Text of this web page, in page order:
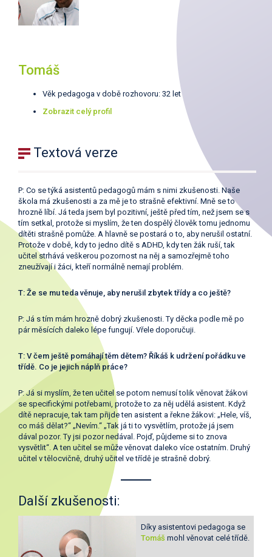
Tomáš
Věk pedagoga v době rozhovoru: 32 let
Zobrazit celý profil
Textová verze
P: Co se týká asistentů pedagogů mám s nimi zkušenosti. Naše
škola má zkušenosti a za mě je to strašně efektivní. Mně se to
hrozně líbí. Já teda jsem byl pozitivní, ještě před tím, než jsem se s
tím setkal, protože si myslím, že ten dospělý člověk tomu jednomu
dítěti strašně pomůže. A hlavně se postará o to, aby nerušil ostatní.
Protože v době, kdy to jedno dítě s ADHD, kdy ten žák ruší, tak
učitel strhává veškerou pozornost na něj a samozřejmě toho
zneužívají i žáci, kteří normálně nemají problém.
T: Že se mu teda věnuje, aby nerušil zbytek třídy a co ještě?
P: Já s tím mám hrozně dobrý zkušenosti. Ty děcka podle mě po
pár měsících daleko lépe fungují. Vřele doporučuji.
T: V čem ještě pomáhají těm dětem? Říkáš k udržení pořádku ve
třídě. Co je jejich náplň práce?
P: Já si myslím, že ten učitel se potom nemusí tolik věnovat žákovi
se specifickými potřebami, protože to za něj udělá asistent. Když
dítě nepracuje, tak tam přijde ten asistent a řekne žákovi: „Hele, víš,
co máš dělat?“ „Nevím.“ „Tak já ti to vysvětlím, protože já jsem
dával pozor. Ty jsi pozor nedával. Pojď, půjdeme si to znova
vysvětlit“. A ten učitel se může věnovat daleko více ostatním. Druhý
učitel v tělocvičně, druhý učitel ve třídě je strašně dobrý.
Další zkušenosti:
Díky asistentovi pedagoga se
Tomáš mohl věnovat celé třídě.